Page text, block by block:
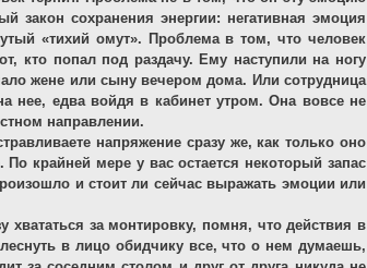
закон сохранения энергии: негативная эмоция
«тихий омут». Проблема в том, что человек
кто попал под раздачу. Ему наступили на ногу
жене или сыну вечером дома. Или сотрудница
нее, едва войдя в кабинет утром. Она вовсе не
направлении.
напряжение сразу же, как только оно
крайней мере у вас остается некоторый запас
и стоит ли сейчас выражать эмоции или
за монтировку, помня, что действия в
в лицо обидчику все, что о нем думаешь,